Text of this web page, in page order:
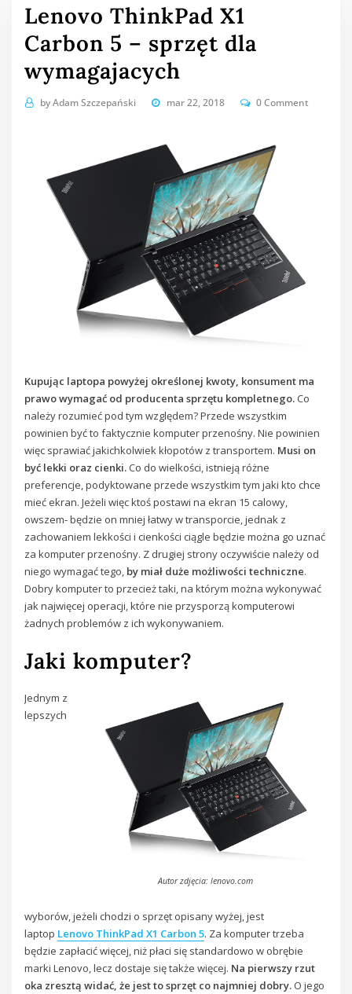
Lenovo ThinkPad X1
Carbon 5 – sprzęt dla
wymagajacych
byAdam Szczepański mar 22, 2018 0 Comment
Kupując laptopa powyżej określonej kwoty, konsument ma
prawo wymagać od producenta sprzętu kompletnego. Co
należy rozumieć pod tym względem? Przede wszystkim
powinien być to faktycznie komputer przenośny. Nie powinien
więc sprawiać jakichkolwiek kłopotów z transportem. Musi on
być lekki oraz cienki. Co do wielkości, istnieją różne
preferencje, podyktowane przede wszystkim tym jaki kto chce
mieć ekran. Jeżeli więc ktoś postawi na ekran 15 calowy,
owszem- będzie on mniej łatwy w transporcie, jednak z
zachowaniem lekkości i cienkości ciągle będzie można go uznać
za komputer przenośny. Z drugiej strony oczywiście należy od
niego wymagać tego, by miał duże możliwości techniczne.
Dobry komputer to przecież taki, na którym można wykonywać
jak najwięcej operacji, które nie przysporzą komputerowi
żadnych problemów z ich wykonywaniem.
Jaki komputer?
Autor zdjęcia: lenovo.com
Jednym z
lepszych
wyborów, jeżeli chodzi o sprzęt opisany wyżej, jest
laptop Lenovo ThinkPad X1 Carbon 5. Za komputer trzeba
będzie zapłacić więcej, niż płaci się standardowo w obrębie
marki Lenovo, lecz dostaje się także więcej. Na pierwszy rzut
oka zresztą widać, że jest to sprzęt co najmniej dobry. O jego